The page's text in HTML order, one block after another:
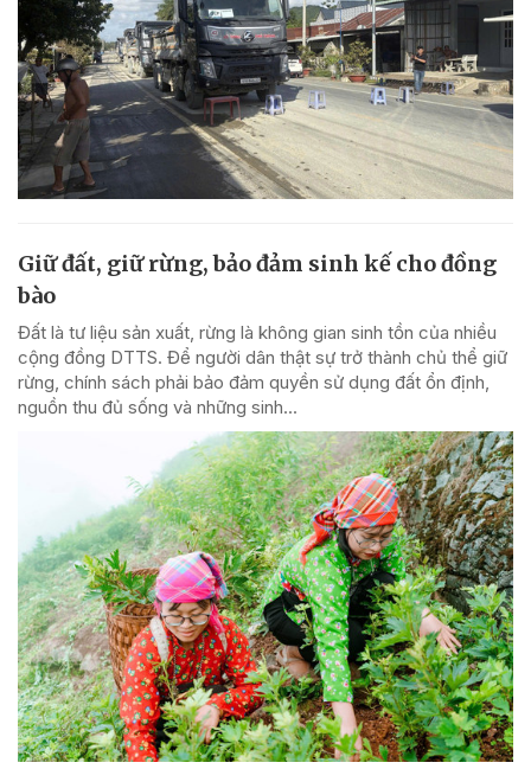
Giữ đất, giữ rừng, bảo đảm sinh kế cho đồng
bào
Đất là tư liệu sản xuất, rừng là không gian sinh tồn của nhiều
cộng đồng DTTS. Để người dân thật sự trở thành chủ thể giữ
rừng, chính sách phải bảo đảm quyền sử dụng đất ổn định,
nguồn thu đủ sống và những sinh...